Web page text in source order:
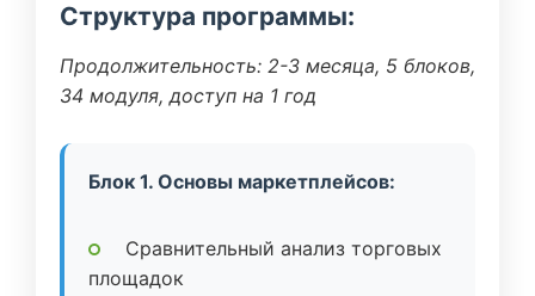
Структура программы:
Продолжительность: 2-3 месяца, 5 блоков,
34 модуля, доступ на 1 год
Блок 1. Основы маркетплейсов:
Сравнительный анализ торговых
площадок